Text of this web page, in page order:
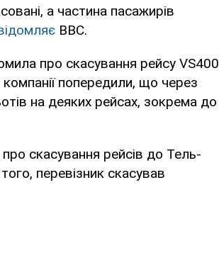
а частина пасажирів
ВВС.
про скасування рейсу VS400
попередили, що через
на деяких рейсах, зокрема до
скасування рейсів до Тель-
перевізник скасував